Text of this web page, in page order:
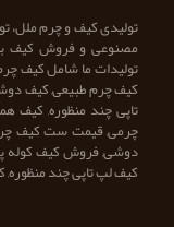
تولیدی کیف و چرم ملل،
مصنوعی و فروش کیف
تولیدات ما شامل کیف
کیف چرم طبیعی, کیف
تاپی چند منظوره, کیف
چرمی, قیمت ست کیف
دوشی, فروش کیف کوله
کیف لپ تاپی چند